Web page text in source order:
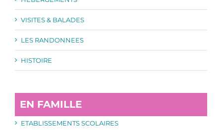
VISITES & BALADES
LES RANDONNEES
HISTOIRE
EN FAMILLE
ETABLISSEMENTS SCOLAIRES